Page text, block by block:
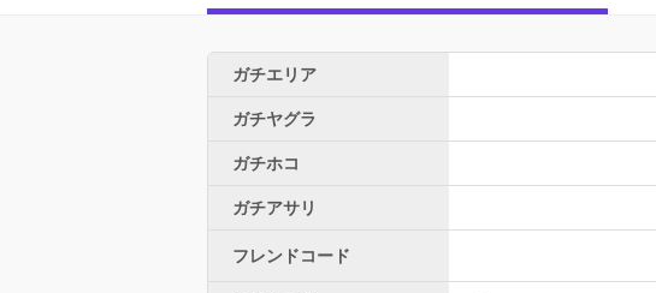
ガチエリア
ガチヤグラ
ガチホコ
ガチアサリ
フレンドコード